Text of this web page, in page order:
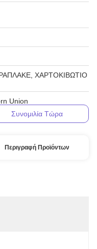
ΧΑΡΤΟΚΙΒΩΤΙΟ
Union
Συνομιλία Τώρα
Περιγραφή Προϊόντων